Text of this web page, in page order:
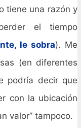
tiene una razón y
el tiempo
le sobra). Me
(en diferentes
podría decir que
con la ubicación
valor” tampoco.